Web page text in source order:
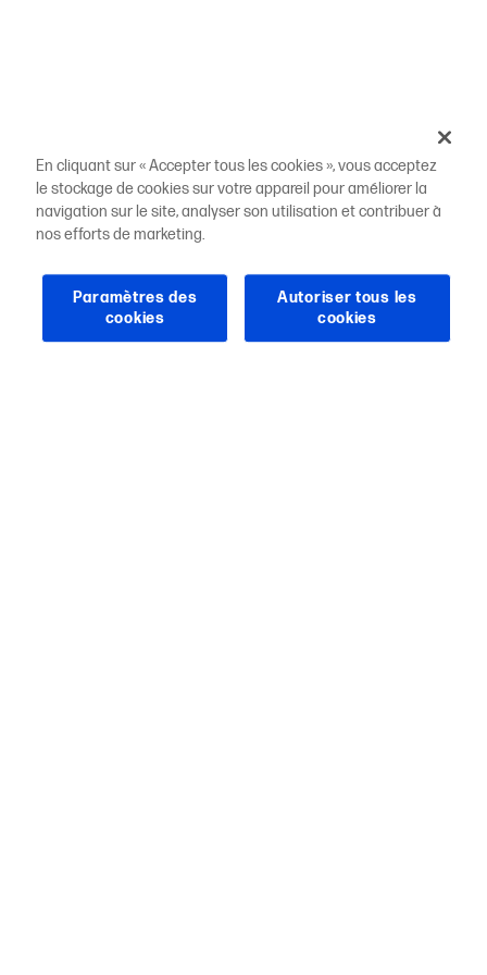
En cliquant sur « Accepter tous les cookies », vous acceptez
le stockage de cookies sur votre appareil pour améliorer la
navigation sur le site, analyser son utilisation et contribuer à
nos efforts de marketing.
Paramètres des
cookies
Autoriser tous les
cookies